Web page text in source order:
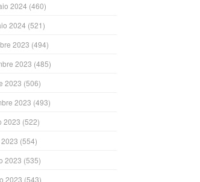
2024 (460)
2024 (521)
2023 (494)
2023 (485)
2023 (506)
2023 (493)
2023 (522)
(554)
2023 (535)
2023 (543)